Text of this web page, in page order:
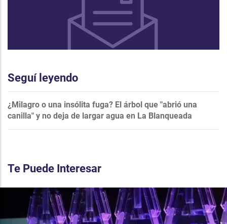
Seguí leyendo
¿Milagro o una insólita fuga? El árbol que "abrió una
canilla" y no deja de largar agua en La Blanqueada
Te Puede Interesar